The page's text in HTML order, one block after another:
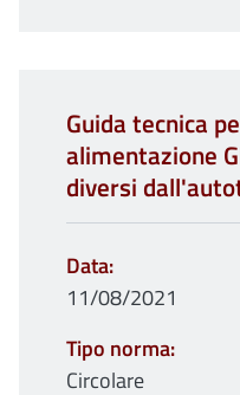
Guida tecnica
alimentazione
diversi
Data
11/08/2021
Tipo norma
Circolare